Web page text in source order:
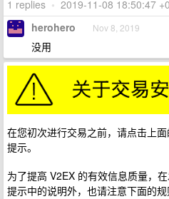
1 replies • 2019-11-08 18:50:47
herohero Nov 8, 2019
没用
在您初次进行交易之前，请点击上
提示。
为了提高 V2EX 的有效信息质量，
提示中的说明外，也请注意下面的规